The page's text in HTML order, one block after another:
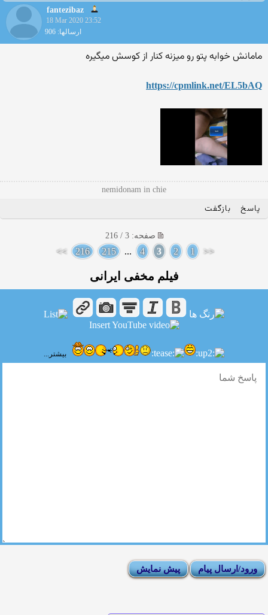
fantezibaz
18 Mar 2020 23:52
ارسالها: 906
مامانش خوابه پتو رو میزنه کنار از کوسش میگیره
https://cpmlink.net/EL5bAQ
nemidonam in chie
پاسخ بازگفت
صفحه: 3 / 216
<<
1
2
3
4
...
215
216
>>
فیلم مخفی ایرانی
بیشتر...